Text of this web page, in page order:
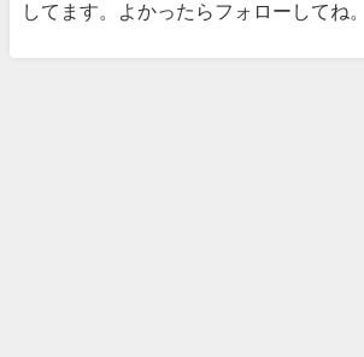
してます。よかったらフォローしてね。